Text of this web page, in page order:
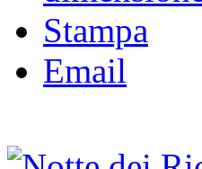
Stampa
Email